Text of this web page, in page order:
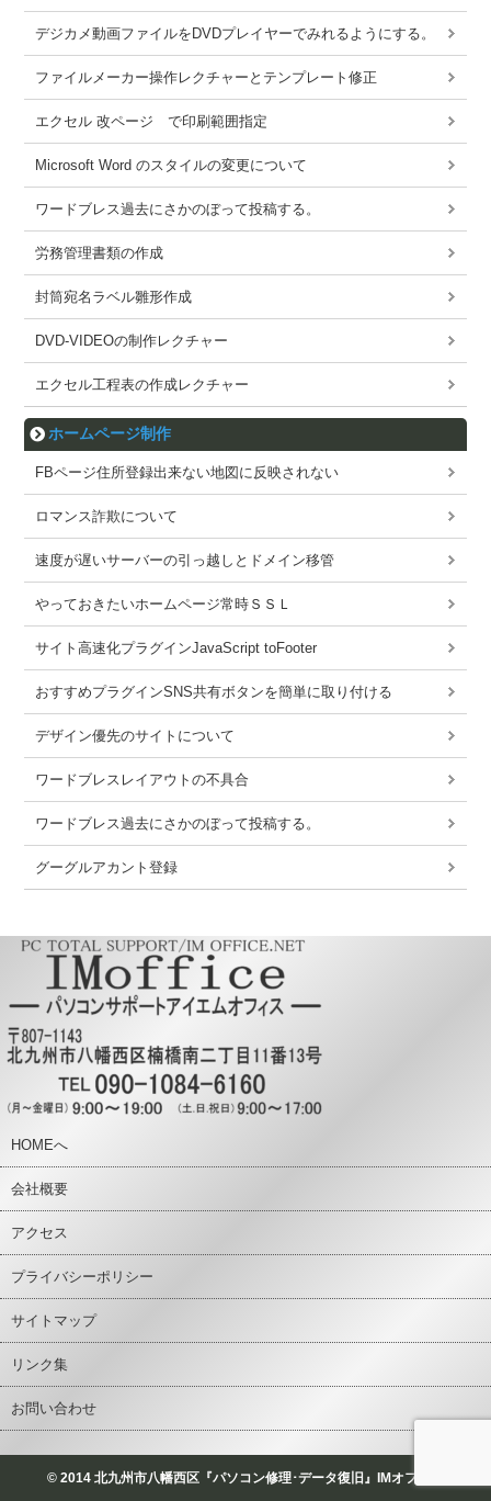
デジカメ動画ファイルをDVDプレイヤーでみれるようにする。
ファイルメーカー操作レクチャーとテンプレート修正
エクセル 改ページ で印刷範囲指定
Microsoft Word のスタイルの変更について
ワードブレス過去にさかのぼって投稿する。
労務管理書類の作成
封筒宛名ラベル雛形作成
DVD-VIDEOの制作レクチャー
エクセル工程表の作成レクチャー
ホームページ制作
FBページ住所登録出来ない地図に反映されない
ロマンス詐欺について
速度が遅いサーバーの引っ越しとドメイン移管
やっておきたいホームページ常時ＳＳＬ
サイト高速化プラグインJavaScript toFooter
おすすめプラグインSNS共有ボタンを簡単に取り付ける
デザイン優先のサイトについて
ワードブレスレイアウトの不具合
ワードブレス過去にさかのぼって投稿する。
グーグルアカント登録
HOMEへ
会社概要
アクセス
プライバシーポリシー
サイトマップ
リンク集
お問い合わせ
© 2014 北九州市八幡西区『パソコン修理･データ復旧』IMオフィス